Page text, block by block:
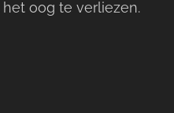
oog te verliezen.